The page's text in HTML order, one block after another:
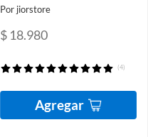
Por jiorstore
$ 18.980
(4)
Agregar